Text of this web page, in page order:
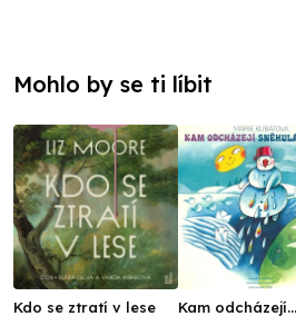
Mohlo by se ti líbit
Kdo se ztratí v lese
Kam odcházejí